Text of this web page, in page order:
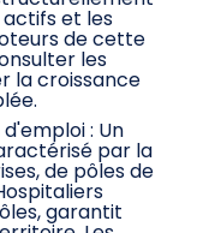
actifs et les
de cette
les
la croissance
: Un
par la
de pôles de
garantit